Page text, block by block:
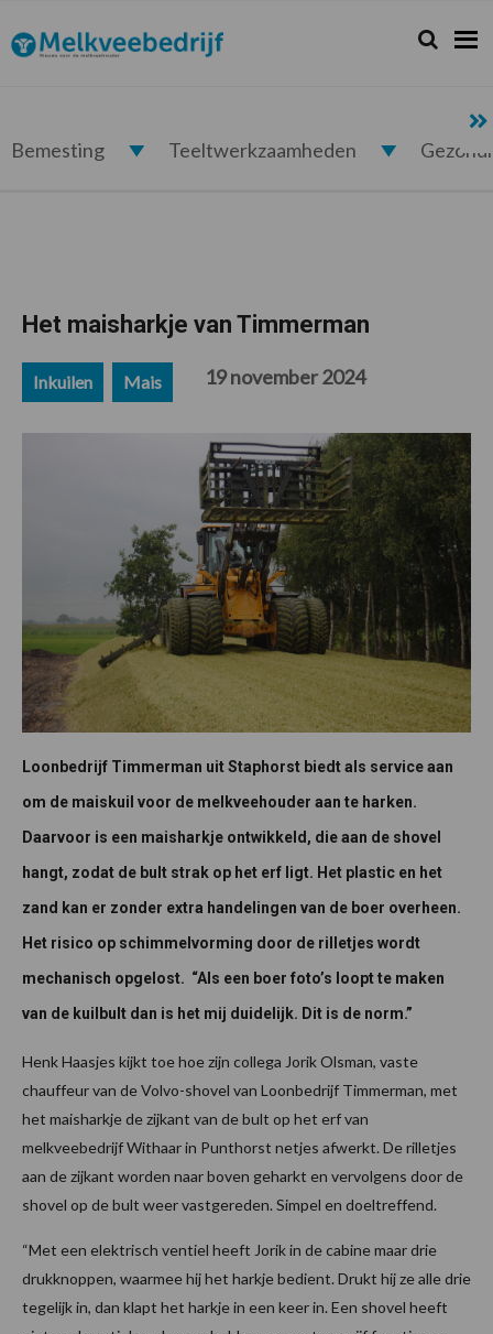
de
hoofdnavigatie
de
hoofd
de
eerste
de
voettekst
Melkveebedrijf.nl Zoeken...
Zoek
Bemesting Teeltwerkzaamheden
Het maisharkje van Timmerman
Inkuilen Mais 19 november 2024
Loonbedrijf Timmerman uit Staphorst biedt als service aan
om de maiskuil voor de melkveehouder aan te harken.
Daarvoor is een maisharkje ontwikkeld, die aan de shovel
hangt, zodat de bult strak op het erf ligt. Het plastic en het
zand kan er zonder extra handelingen van de boer overheen.
Het risico op schimmelvorming door de rilletjes wordt
mechanisch opgelost. “Als een boer foto’s loopt te maken
van de kuilbult dan is het mij duidelijk. Dit is de norm.”
Henk Haasjes kijkt toe hoe zijn collega Jorik Olsman, vaste
chauffeur van de Volvo-shovel van Loonbedrijf Timmerman, met
het maisharkje de zijkant van de bult op het erf van
melkveebedrijf Withaar in Punthorst netjes afwerkt. De rilletjes
aan de zijkant worden naar boven geharkt en vervolgens door de
shovel op de bult weer vastgereden. Simpel en doeltreffend.
“Met een elektrisch ventiel heeft Jorik in de cabine maar drie
drukknoppen, waarmee hij het harkje bedient. Drukt hij ze alle drie
tegelijk in, dan klapt het harkje in een keer in. Een shovel heeft